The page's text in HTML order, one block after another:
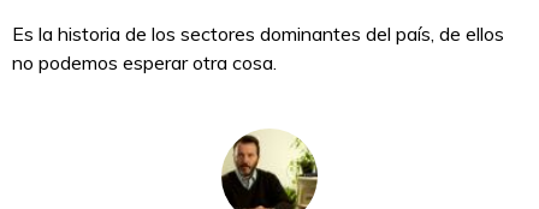
Es la historia de los sectores dominantes del país, de ellos
no podemos esperar otra cosa.